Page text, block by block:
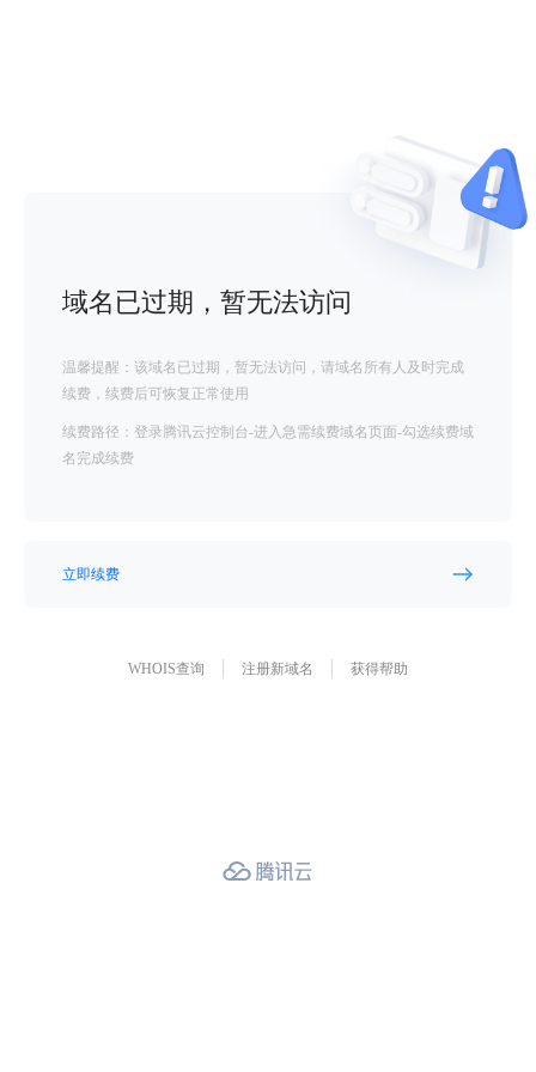
域名已过期，暂无法访问
温馨提醒：该域名已过期，暂无法访问，请域名所有人及时完成
续费，续费后可恢复正常使用
续费路径：登录腾讯云控制台-进入急需续费域名页面-勾选续费域
名完成续费
立即续费
WHOIS查询 注册新域名 获得帮助